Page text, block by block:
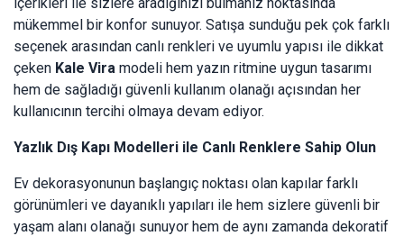
mükemmel bir konfor sunuyor. Satışa sunduğu pek çok farklı
seçenek arasından canlı renkleri ve uyumlu yapısı ile dikkat
çeken Kale Vira modeli hem yazın ritmine uygun tasarımı
hem de sağladığı güvenli kullanım olanağı açısından her
kullanıcının tercihi olmaya devam ediyor.
Yazlık Dış Kapı Modelleri ile Canlı Renklere Sahip Olun
Ev dekorasyonunun başlangıç noktası olan kapılar farklı
görünümleri ve dayanıklı yapıları ile hem sizlere güvenli bir
yaşam alanı olanağı sunuyor hem de aynı zamanda dekoratif